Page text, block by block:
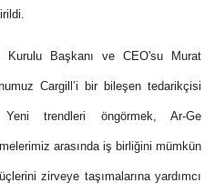
Kurulu Başkanı ve CEO'su Murat
Cargill’i bir bileşen tedarikçisi
trendleri öngörmek, Ar-Ge
arasında iş birliğini mümkün
zirveye taşımalarına yardımcı